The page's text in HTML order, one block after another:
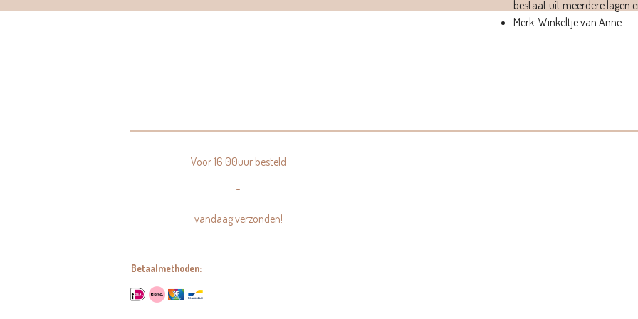
bestaat uit meerdere lagen
Merk: Winkeltje van Anne
Voor 16:00uur besteld
=
vandaag verzonden!
Betaalmethoden: